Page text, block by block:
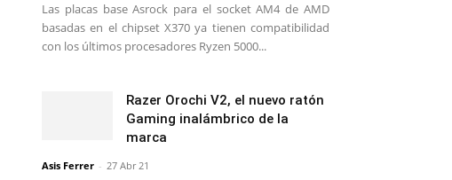
Las placas base Asrock para el socket AM4 de AMD
basadas en el chipset X370 ya tienen compatibilidad
con los últimos procesadores Ryzen 5000...
Razer Orochi V2, el nuevo ratón
Gaming inalámbrico de la
marca
Asis Ferrer - 27 Abr 21